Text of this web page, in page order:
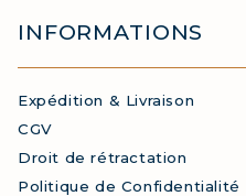
INFORMATIONS
Expédition & Livraison
CGV
Droit de rétractation
Politique de Confidentialité